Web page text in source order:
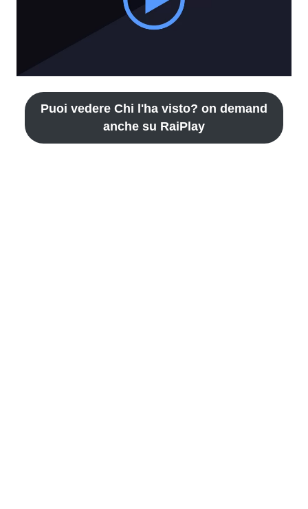
Puoi vedere Chi l'ha visto? on demand
anche su RaiPlay